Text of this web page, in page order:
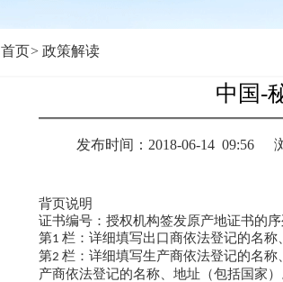
首页> 政策解读
中国-
发布时间：2018-06-14 09:56
背页说明
证书编号：授权机构签发原产地证书的序
第1 栏：详细填写出口商依法登记的名称
第2 栏：详细填写生产商依法登记的名
产商依法登记的名称、地址（包括国家